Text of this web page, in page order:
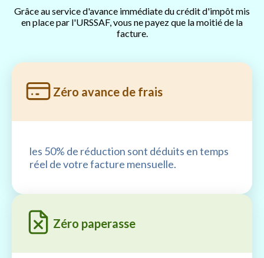
Grâce au service d'avance immédiate du crédit d'impôt mis
en place par l'URSSAF, vous ne payez que la moitié de la
facture.
Zéro avance de frais
les 50% de réduction sont déduits en temps
réel de votre facture mensuelle.
Zéro paperasse